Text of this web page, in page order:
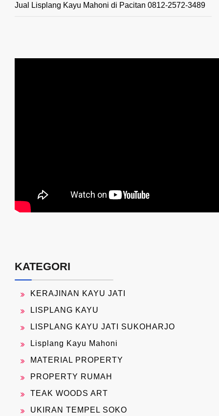
Jual Lisplang Kayu Mahoni di Pacitan 0812-2572-3489
KATEGORI
KERAJINAN KAYU JATI
LISPLANG KAYU
LISPLANG KAYU JATI SUKOHARJO
Lisplang Kayu Mahoni
MATERIAL PROPERTY
PROPERTY RUMAH
TEAK WOODS ART
UKIRAN TEMPEL SOKO